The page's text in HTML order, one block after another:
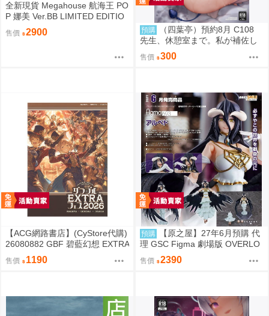
全新現貨 Megahouse 航海王 PO
P 娜美 Ver.BB LIMITED EDITIO
N PVC
售價 2900 預購
（四葉亭）預約8月 C108
先生、休憩室まで。私が補佐し
ますVV かのぱん
售價 300
【ACG網路書店】(CyStore代購)
26080882 GBF 碧藍幻想 EXTRA
Fes 2026 場刊 附:序號
售價 1190
預購
【原之屋】27年6月預購 代
理 GSC Figma 劇場版 OVERLO
RD 聖王國篇 雅兒貝德 0918
售價 2390